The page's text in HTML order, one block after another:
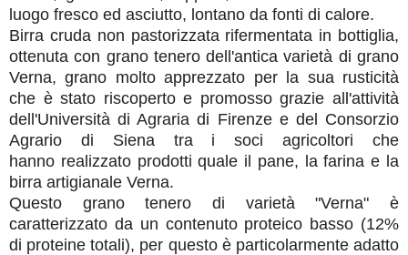
luogo fresco ed asciutto, lontano da fonti di calore.
Birra cruda non pastorizzata rifermentata in bottiglia,
ottenuta con grano tenero dell'antica varietà di grano
Verna, grano molto apprezzato per la sua rusticità
che è stato riscoperto e promosso grazie all'attività
dell'Università di Agraria di Firenze e del Consorzio
Agrario di Siena tra i soci agricoltori che
hanno realizzato prodotti quale il pane, la farina e la
birra artigianale Verna.
Questo grano tenero di varietà "Verna" è
caratterizzato da un contenuto proteico basso (12%
di proteine totali), per questo è particolarmente adatto